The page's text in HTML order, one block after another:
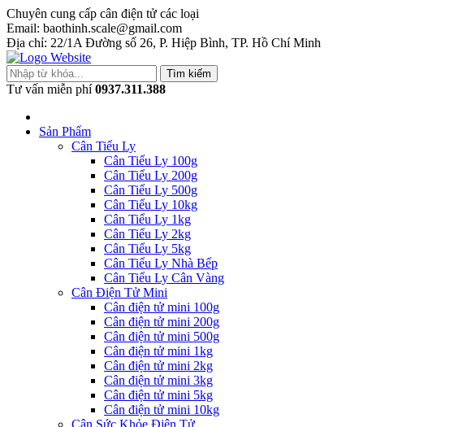
Chuyên cung cấp cân điện tử các loại
Email: baothinh.scale@gmail.com
Địa chỉ: 22/1A Đường số 26, P. Hiệp Bình, TP. Hồ Chí Minh
Tìm kiếm
Tư vấn miễn phí 0937.311.388
Sản Phẩm
Cân Tiểu Ly
Cân Tiểu Ly 100g
Cân Tiểu Ly 200g
Cân Tiểu Ly 500g
Cân Tiểu Ly 10kg
Cân Tiểu Ly 1kg
Cân Tiểu Ly 2kg
Cân Tiểu Ly 5kg
Cân Tiểu Ly Nhà Bếp
Cân Tiểu Ly Cân Vàng
Cân Điện Tử Mini
Cân điện tử mini 100g
Cân điện tử mini 200g
Cân điện tử mini 500g
Cân điện tử mini 1kg
Cân điện tử mini 2kg
Cân điện tử mini 3kg
Cân điện tử mini 5kg
Cân điện tử mini 10kg
Cân Sức Khỏe Điện Tử